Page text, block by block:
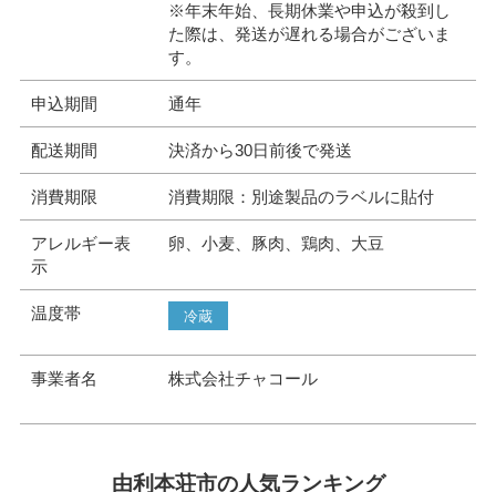
※年末年始、長期休業や申込が殺到し
た際は、発送が遅れる場合がございま
す。
申込期間 通年
配送期間 決済から30日前後で発送
消費期限 消費期限：別途製品のラベルに貼付
アレルギー表
示
卵、小麦、豚肉、鶏肉、大豆
温度帯 冷蔵
事業者名 株式会社チャコール
由利本荘市の人気ランキング